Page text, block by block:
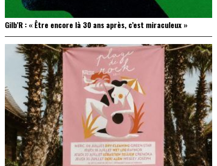
Gilb’R : « Être encore là 30 ans après, c’est miraculeux »